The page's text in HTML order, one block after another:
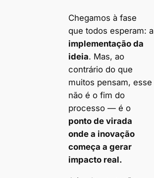
Chegamos à fase
que todos esperam: a
implementação da
ideia. Mas, ao
contrário do que
muitos pensam, esse
não é o fim do
processo — é o
ponto de virada
onde a inovação
começa a gerar
impacto real.